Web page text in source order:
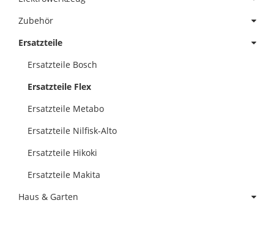
Zubehör
Ersatzteile
Ersatzteile Bosch
Ersatzteile Flex
Ersatzteile Metabo
Ersatzteile Nilfisk-Alto
Ersatzteile Hikoki
Ersatzteile Makita
Haus & Garten